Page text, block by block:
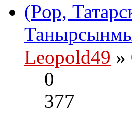
(Pop,
Leopold49 »
0
377